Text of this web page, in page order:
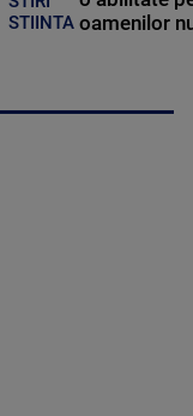
STIINTA oamenilor